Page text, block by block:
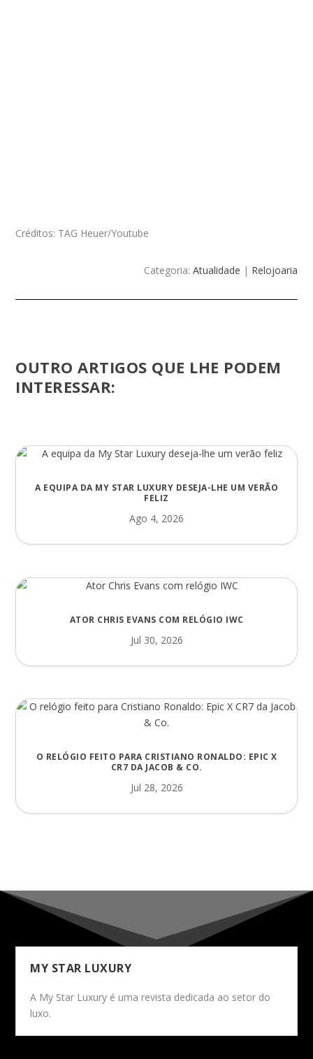
Créditos: TAG Heuer/Youtube
Categoria: Atualidade | Relojoaria
OUTRO ARTIGOS QUE LHE PODEM
INTERESSAR:
A EQUIPA DA MY STAR LUXURY DESEJA-LHE UM VERÃO
FELIZ
Ago 4, 2026
ATOR CHRIS EVANS COM RELÓGIO IWC
Jul 30, 2026
O RELÓGIO FEITO PARA CRISTIANO RONALDO: EPIC X
CR7 DA JACOB & CO.
Jul 28, 2026
MY STAR LUXURY
A My Star Luxury é uma revista dedicada ao setor do
luxo.